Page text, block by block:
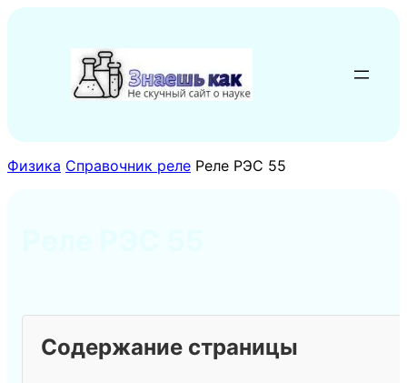
содержимому
Физика Справочник реле Реле РЭС 55
Содержание страницы